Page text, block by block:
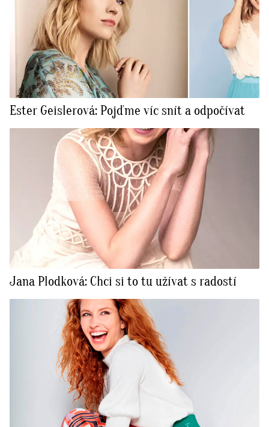
Ester Geislerová: Pojďme víc snít a odpočívat
Jana Plodková: Chci si to tu užívat s radostí